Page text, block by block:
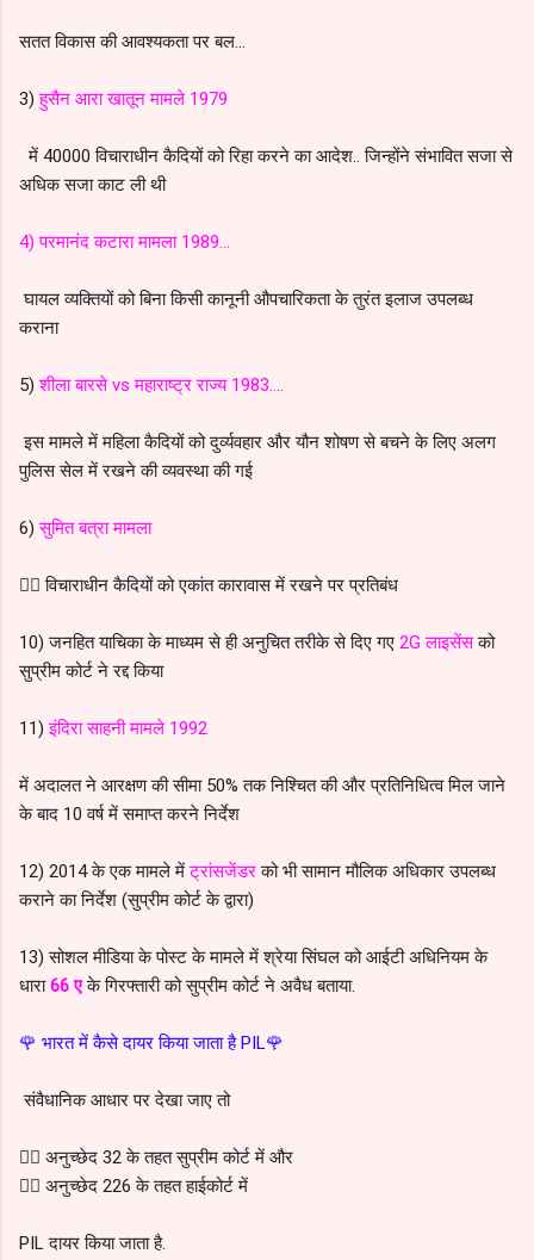
सतत विकास की आवश्यकता पर बल...
3)हुसैन आरा खातून मामले 1979
में 40000 विचाराधीन कैदियों को रिहा करने का आदेश.. जिन्होंने संभावित सजा से
अधिक सजा काट ली थी
4) परमानंद कटारा मामला 1989...
घायल व्यक्तियों को बिना किसी कानूनी औपचारिकता के तुरंत इलाज उपलब्ध
कराना
5)शीला बारसे vs महाराष्ट्र राज्य 1983....
इस मामले में महिला कैदियों को दुर्व्यवहार और यौन शोषण से बचने के लिए अलग
पुलिस सेल में रखने की व्यवस्था की गई
6)सुमित बत्रा मामला
👉🏻 विचाराधीन कैदियों को एकांत कारावास में रखने पर प्रतिबंध
10) जनहित याचिका के माध्यम से ही अनुचित तरीके से दिए गए 2G लाइसेंसको
सुप्रीम कोर्ट ने रद्द किया
11)इंदिरा साहनी मामले 1992
में अदालत ने आरक्षण की सीमा 50% तक निश्चित की और प्रतिनिधित्व मिल जाने
के बाद 10 वर्ष में समाप्त करने निर्देश
12) 2014 के एक मामले मेंट्रांसजेंडरको भी सामान मौलिक अधिकार उपलब्ध
कराने का निर्देश (सुप्रीम कोर्ट के द्वारा)
13) सोशल मीडिया के पोस्ट के मामले में श्रेया सिंघल को आईटी अधिनियम के
धारा66 एके गिरफ्तारी को सुप्रीम कोर्ट ने अवैध बताया.
🌹 भारत में कैसे दायर किया जाता है PIL🌹
संवैधानिक आधार पर देखा जाए तो
👉🏻 अनुच्छेद 32 के तहत सुप्रीम कोर्ट में और
👉🏻 अनुच्छेद 226 के तहत हाईकोर्ट में
PIL दायर किया जाता है.